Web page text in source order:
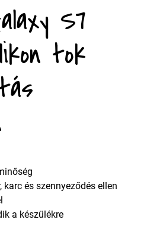
S7
tok
karc és szennyeződés ellen
a készülékre